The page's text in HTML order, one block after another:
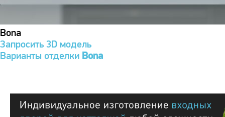
Bona
Запросить 3D модель
Варианты отделки Bona